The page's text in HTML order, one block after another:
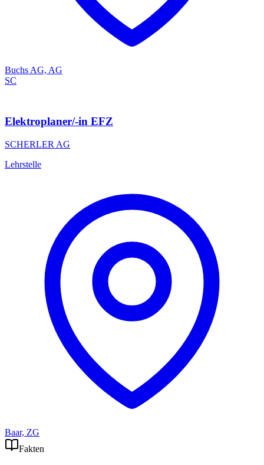
Buchs AG, AG
SC
Elektroplaner/-in EFZ
SCHERLER AG
Lehrstelle
Baar, ZG
Fakten